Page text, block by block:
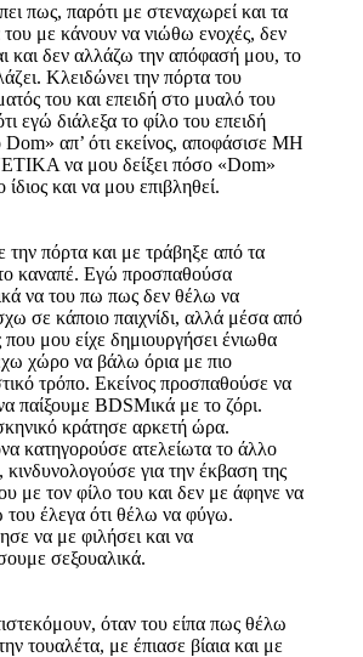
πως, παρότι με στεναχωρεί και τα
του με κάνουν να νιώθω ενοχές, δεν
και δεν αλλάζω την απόφασή μου, το
Κλειδώνει την πόρτα του
του και επειδή στο μυαλό του
εγώ διάλεξα το φίλο του επειδή
Dom» απ’ ότι εκείνος, αποφάσισε ΜΗ
να μου δείξει πόσο «Dom»
ίδιος και να μου επιβληθεί.
πόρτα και με τράβηξε από τα
καναπέ. Εγώ προσπαθούσα
να του πω πως δεν θέλω να
σε κάποιο παιχνίδι, αλλά μέσα από
που μου είχε δημιουργήσει ένιωθα
χώρο να βάλω όρια με πιο
τρόπο. Εκείνος προσπαθούσε να
παίξουμε BDSMικά με το ζόρι.
κράτησε αρκετή ώρα.
κατηγορούσε ατελείωτα το άλλο
για την έκβαση της
με τον φίλο του και δεν με άφηνε να
έλεγα ότι θέλω να φύγω.
να με φιλήσει και να
σεξουαλικά.
όταν του είπα πως θέλω
τουαλέτα, με έπιασε βίαια και με